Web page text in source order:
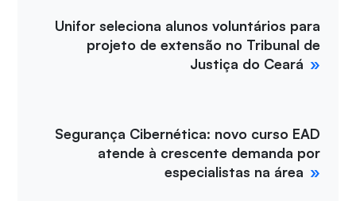
Unifor seleciona alunos voluntários para
projeto de extensão no Tribunal de
Justiça do Ceará
Segurança Cibernética: novo curso EAD
atende à crescente demanda por
especialistas na área